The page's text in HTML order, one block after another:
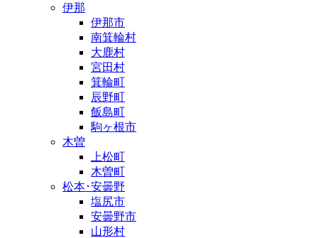
伊那
伊那市
南箕輪村
大鹿村
宮田村
箕輪町
辰野町
飯島町
駒ヶ根市
木曽
上松町
木曽町
松本･安曇野
塩尻市
安曇野市
山形村